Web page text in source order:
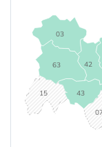
03
15
42
43
63